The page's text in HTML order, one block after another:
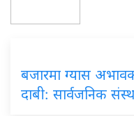
बजारमा ग्यास अभावको
दाबी: सार्वजनिक